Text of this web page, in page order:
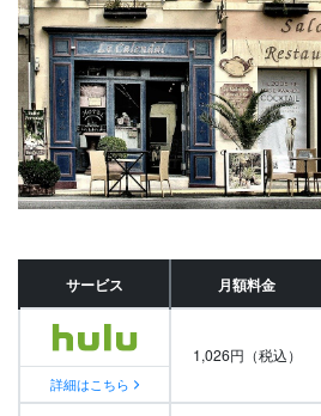
サービス 月額料金
詳細はこちら
1,026円（税込）